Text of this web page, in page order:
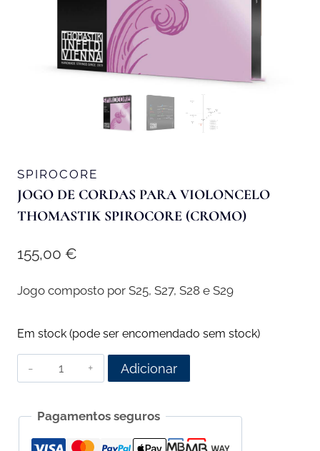
SPIROCORE
JOGO DE CORDAS PARA VIOLONCELO
THOMASTIK SPIROCORE (CROMO)
155,00 €
Jogo composto por S25, S27, S28 e S29
Em stock (pode ser encomendado sem stock)
Quantidade
de
de
Cordas
Adicionar
Pagamentos seguros